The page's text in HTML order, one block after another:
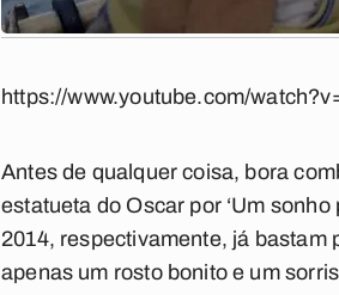
https://www.youtube.com/
Antes de qualquer coisa, bora
estatueta do Oscar por ‘Um
2014, respectivamente, já bastam
apenas um rosto bonito e um